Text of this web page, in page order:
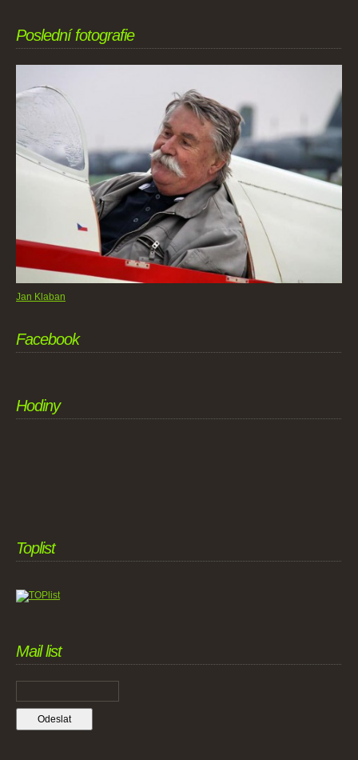
Poslední fotografie
Jan Klaban
Facebook
Hodiny
Toplist
Mail list